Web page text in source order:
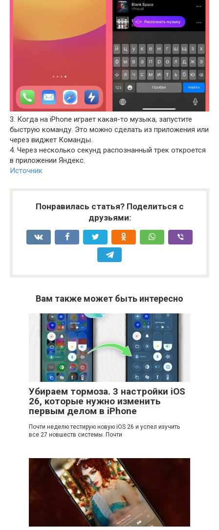
3. Когда на iPhone играет какая-то музыка, запустите
быструю команду. Это можно сделать из приложения или
через виджет Команды.
4. Через несколько секунд распознанный трек откроется
в приложении Яндекс.
Источник
Понравилась статья? Поделиться с
друзьями:
Вам также может быть интересно
Убираем тормоза. 3 настройки iOS
26, которые нужно изменить
первым делом в iPhone
Почти неделю тестирую новую iOS 26 и успел изучить
все 27 новшеств системы. Почти